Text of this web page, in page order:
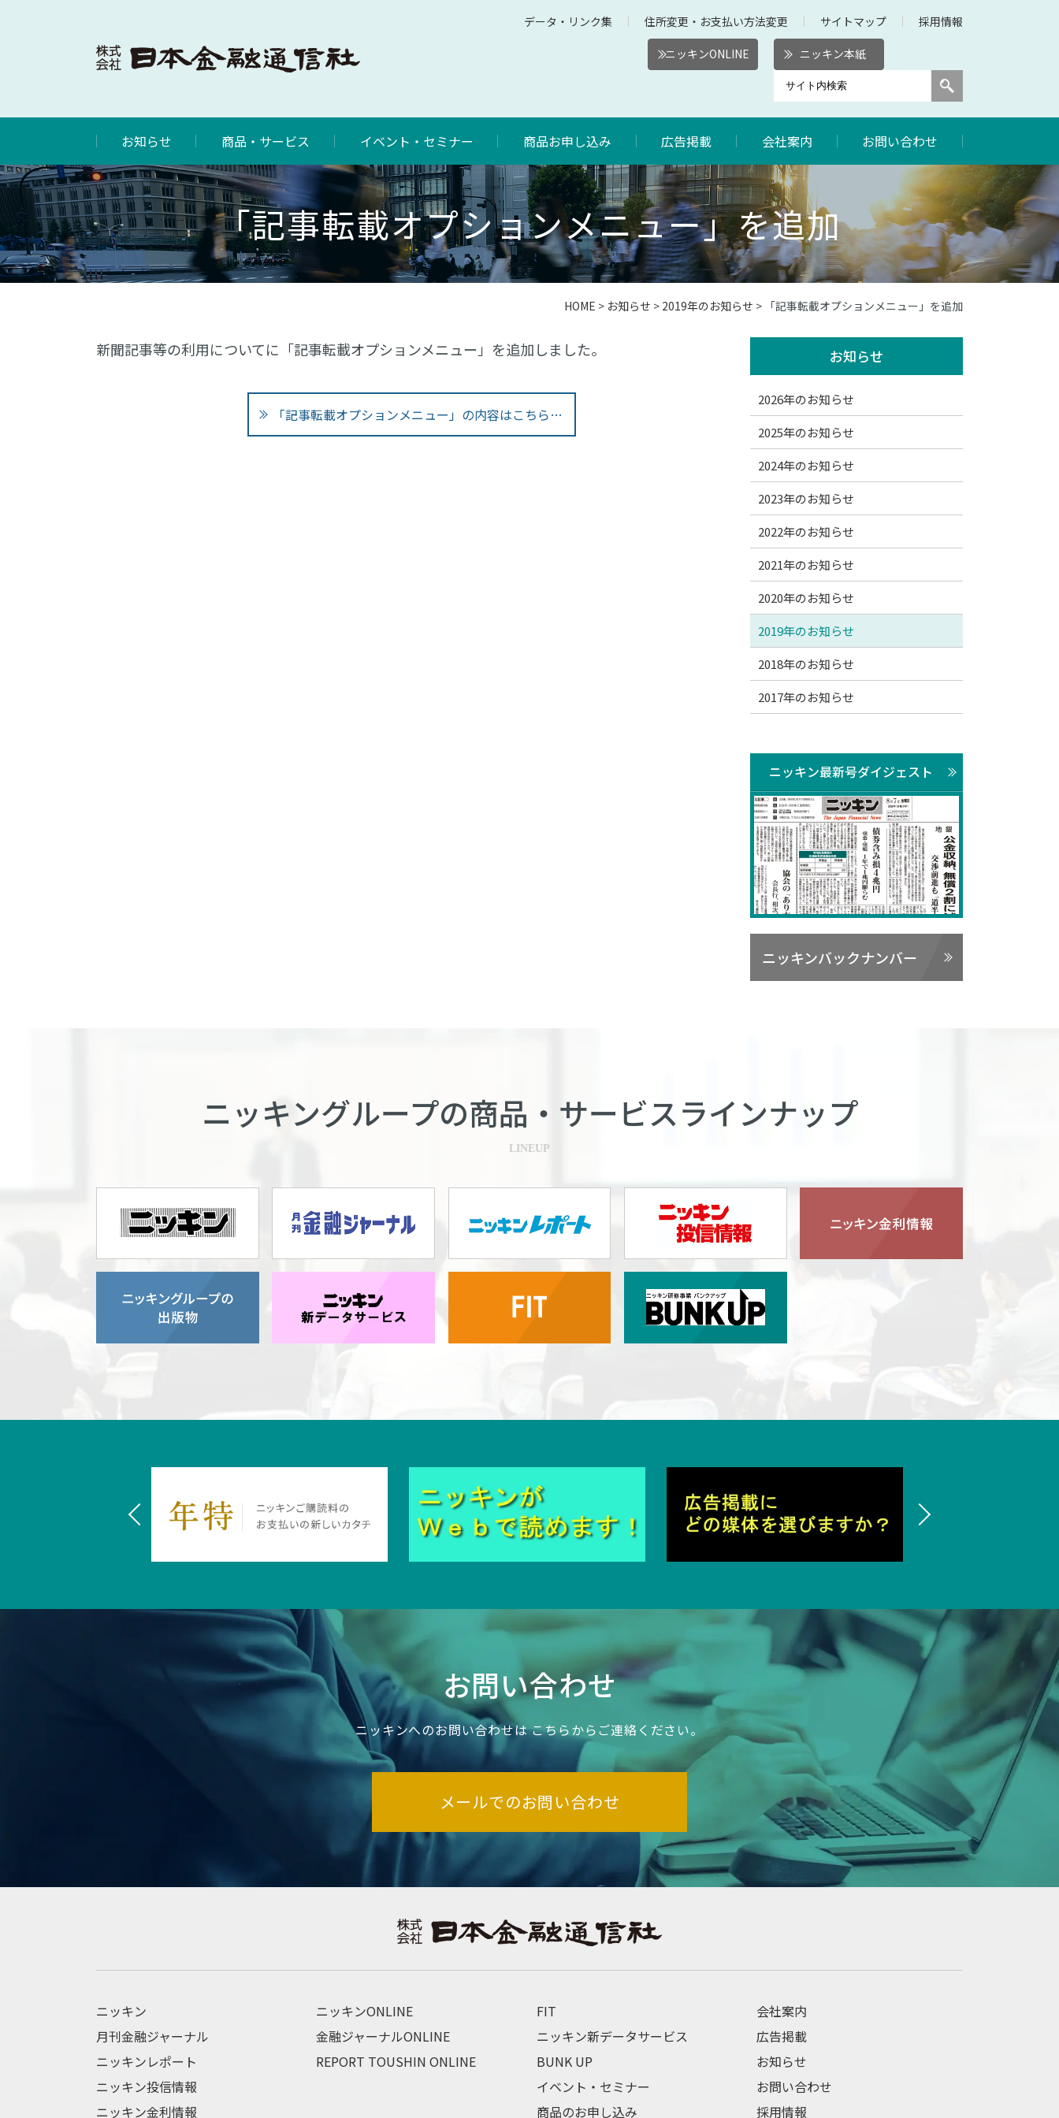
データ・リンク集 住所変更・お支払い方法変更 サイトマップ 採用情報
ニッキンONLINE ニッキン本紙
お知らせ 商品・サービス イベント・セミナー 商品お申し込み 広告掲載 会社案内 お問い合わせ
「記事転載オプションメニュー」を追加
HOME > お知らせ > 2019年のお知らせ > 「記事転載オプションメニュー」を追加
新聞記事等の利用についてに「記事転載オプションメニュー」を追加しました。
「記事転載オプションメニュー」の内容はこちら…
お知らせ
2026年のお知らせ
2025年のお知らせ
2024年のお知らせ
2023年のお知らせ
2022年のお知らせ
2021年のお知らせ
2020年のお知らせ
2019年のお知らせ
2018年のお知らせ
2017年のお知らせ
ニッキン最新号ダイジェスト
ニッキンバックナンバー
ニッキングループの商品・ サービスラインナップ
LINEUP
お問い合わせ
ニッキンへのお問い合わせはこちらからご連絡ください。
メールでのお問い合わせ
ニッキン
月刊金融ジャーナル
ニッキンレポート
ニッキン投信情報
ニッキン金利情報
ニッキンONLINE
金融ジャーナルONLINE
REPORT TOUSHIN ONLINE
FIT
ニッキン新データサービス
BUNK UP
イベント・セミナー
商品のお申し込み
会社案内
広告掲載
お知らせ
お問い合わせ
採用情報